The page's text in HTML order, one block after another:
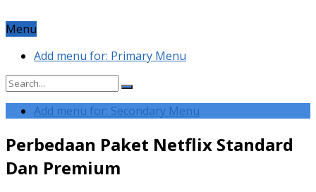
Menu
Add menu for: Primary Menu
Add menu for: Secondary Menu
Perbedaan Paket Netflix Standard
Dan Premium